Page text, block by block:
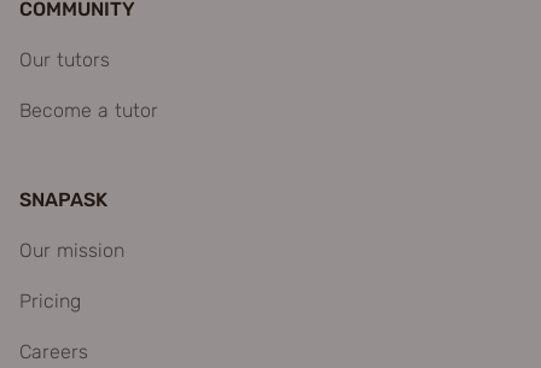
COMMUNITY
Our tutors
Become a tutor
SNAPASK
Our mission
Pricing
Careers